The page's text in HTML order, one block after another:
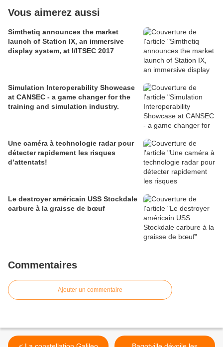
Vous aimerez aussi
Simthetiq announces the market
launch of Station IX, an immersive
display system, at I/ITSEC 2017
Simulation Interoperability Showcase
at CANSEC - a game changer for the
training and simulation industry.
Une caméra à technologie radar pour
détecter rapidement les risques
d’attentats!
Le destroyer américain USS Stockdale
carbure à la graisse de bœuf
Commentaires
Ajouter un commentaire